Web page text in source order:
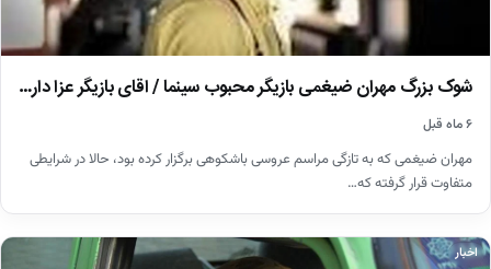
شوک بزرگ مهران ضیغمی بازیگر محبوب سینما / اقای بازیگر عزا دار…
۶ ماه قبل
مهران ضیغمی که به تازگی مراسم عروسی باشکوهی برگزار کرده بود، حالا در شرایطی
متفاوت قرار گرفته که…
اخبار